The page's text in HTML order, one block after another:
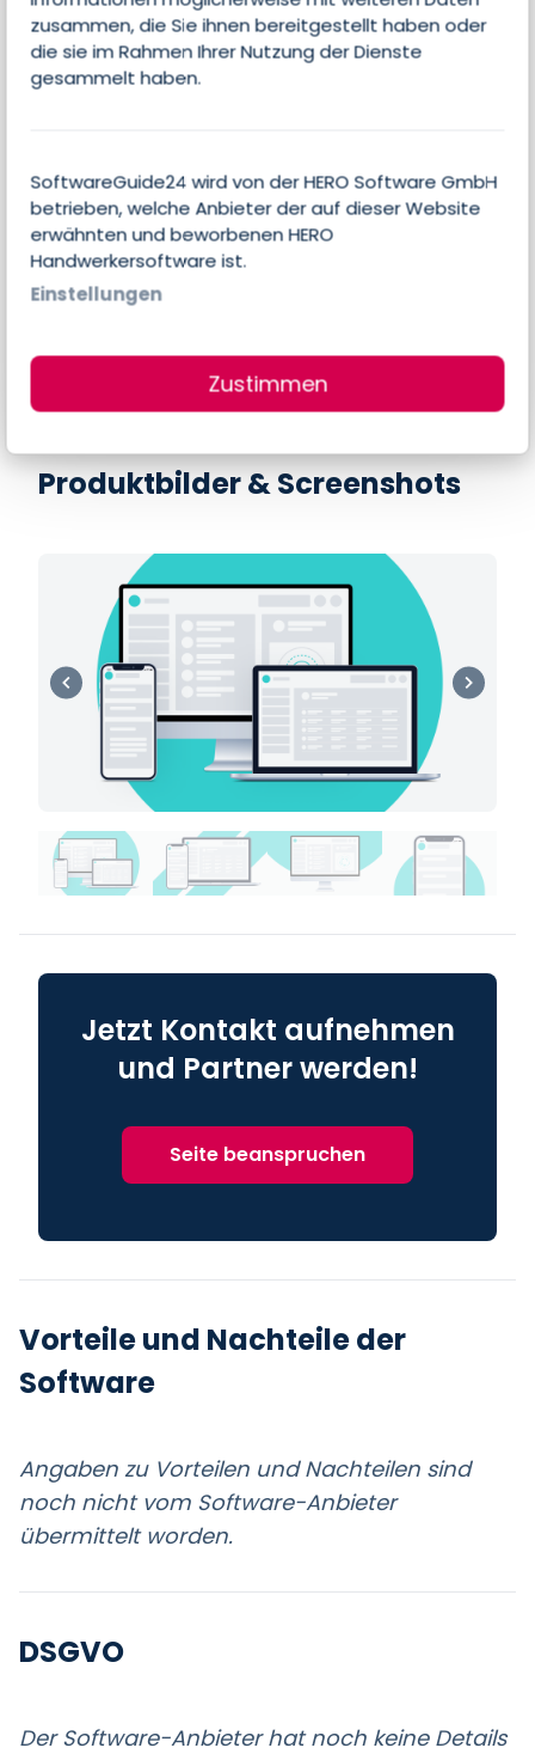
zusammen, die Sie ihnen bereitgestellt haben oder
die sie im Rahmen Ihrer Nutzung der Dienste
gesammelt haben.
SoftwareGuide24 wird von der HERO Software GmbH
betrieben, welche Anbieter der auf dieser Website
erwähnten und beworbenen HERO
Handwerkersoftware ist.
Einstellungen
Zustimmen
Seite beanspruchen
Alle Features
Es liegen noch keine individuellen Angaben
dieser Software vor.
Produktbilder & Screenshots
Jetzt Kontakt aufnehmen
und Partner werden!
Seite beanspruchen
Vorteile und Nachteile der
Software
Angaben zu Vorteilen und Nachteilen sind
noch nicht vom Software-Anbieter
übermittelt worden.
DSGVO
Der Software-Anbieter hat noch keine Details